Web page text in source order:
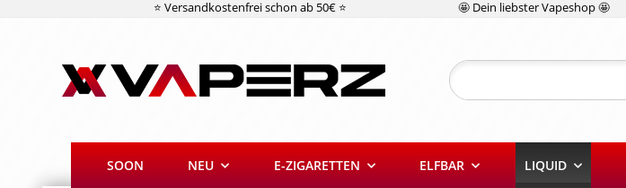
⭐ Versandkostenfrei schon ab 50€ ⭐ 🤩 Dein liebster Vapeshop 🤩
SOON NEU E-ZIGARETTEN ELFBAR LIQUID